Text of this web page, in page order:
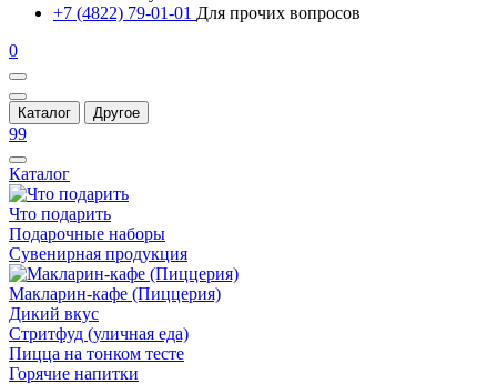
+7 (4822) 79-01-01 Для прочих вопросов
0
Каталог Другое
99
Каталог
Что подарить
Подарочные наборы
Сувенирная продукция
Макларин-кафе (Пиццерия)
Дикий вкус
Стритфуд (уличная еда)
Пицца на тонком тесте
Горячие напитки